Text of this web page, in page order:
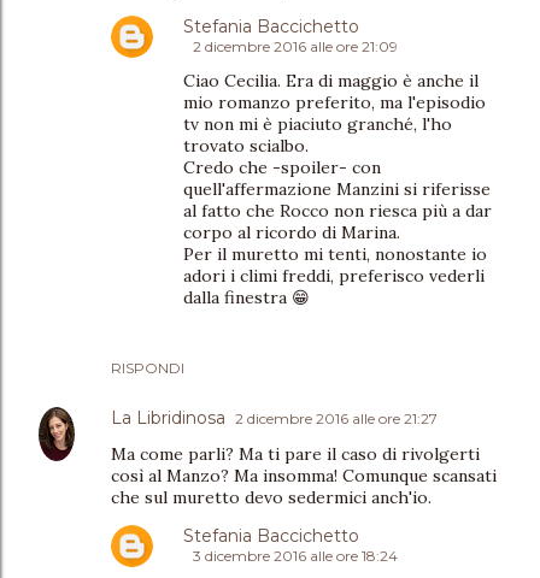
RISPONDI
Stefania Baccichetto
2 dicembre 2016 alle ore 21:09
Ciao Cecilia. Era di maggio è anche il
mio romanzo preferito, ma l'episodio
tv non mi è piaciuto granché, l'ho
trovato scialbo.
Credo che -spoiler- con
quell'affermazione Manzini si riferisse
al fatto che Rocco non riesca più a dar
corpo al ricordo di Marina.
Per il muretto mi tenti, nonostante io
adori i climi freddi, preferisco vederli
dalla finestra 😁
La Libridinosa 2 dicembre 2016 alle ore 21:27
Ma come parli? Ma ti pare il caso di rivolgerti
così al Manzo? Ma insomma! Comunque scansati
che sul muretto devo sedermici anch'io.
Stefania Baccichetto
3 dicembre 2016 alle ore 18:24